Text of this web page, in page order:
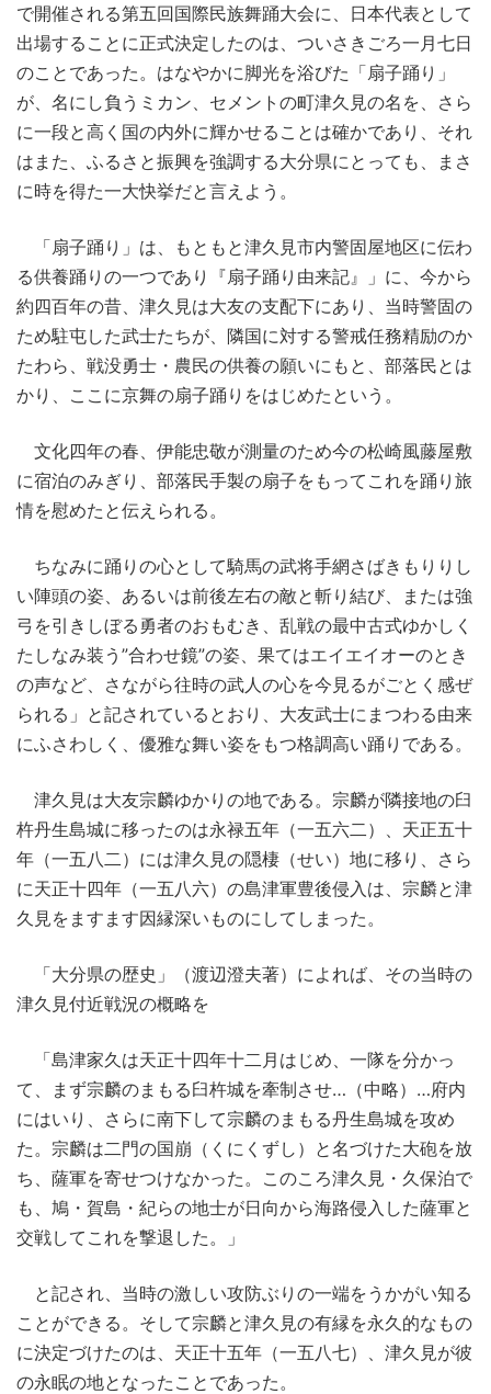
で開催される第五回国際民族舞踊大会に、日本代表として
出場することに正式決定したのは、ついさきごろ一月七日
のことであった。はなやかに脚光を浴びた「扇子踊り」
が、名にし負うミカン、セメントの町津久見の名を、さら
に一段と高く国の内外に輝かせることは確かであり、それ
はまた、ふるさと振興を強調する大分県にとっても、まさ
に時を得た一大快挙だと言えよう。
「扇子踊り」は、もともと津久見市内警固屋地区に伝わ
る供養踊りの一つであり『扇子踊り由来記』」に、今から
約四百年の昔、津久見は大友の支配下にあり、当時警固の
ため駐屯した武士たちが、隣国に対する警戒任務精励のか
たわら、戦没勇士・農民の供養の願いにもと、部落民とは
かり、ここに京舞の扇子踊りをはじめたという。
文化四年の春、伊能忠敬が測量のため今の松崎風藤屋敷
に宿泊のみぎり、部落民手製の扇子をもってこれを踊り旅
情を慰めたと伝えられる。
ちなみに踊りの心として騎馬の武将手網さばきもりりし
い陣頭の姿、あるいは前後左右の敵と斬り結び、または強
弓を引きしぼる勇者のおもむき、乱戦の最中古式ゆかしく
たしなみ装う”合わせ鏡”の姿、果てはエイエイオーのとき
の声など、さながら往時の武人の心を今見るがごとく感ぜ
られる」と記されているとおり、大友武士にまつわる由来
にふさわしく、優雅な舞い姿をもつ格調高い踊りである。
津久見は大友宗麟ゆかりの地である。宗麟が隣接地の臼
杵丹生島城に移ったのは永禄五年（一五六二）、天正五十
年（一五八二）には津久見の隠棲（せい）地に移り、さら
に天正十四年（一五八六）の島津軍豊後侵入は、宗麟と津
久見をますます因縁深いものにしてしまった。
「大分県の歴史」（渡辺澄夫著）によれば、その当時の
津久見付近戦況の概略を
「島津家久は天正十四年十二月はじめ、一隊を分かっ
て、まず宗麟のまもる臼杵城を牽制させ…（中略）…府内
にはいり、さらに南下して宗麟のまもる丹生島城を攻め
た。宗麟は二門の国崩（くにくずし）と名づけた大砲を放
ち、薩軍を寄せつけなかった。このころ津久見・久保泊で
も、鳩・賀島・紀らの地士が日向から海路侵入した薩軍と
交戦してこれを撃退した。」
と記され、当時の激しい攻防ぶりの一端をうかがい知る
ことができる。そして宗麟と津久見の有縁を永久的なもの
に決定づけたのは、天正十五年（一五八七）、津久見が彼
の永眠の地となったことであった。